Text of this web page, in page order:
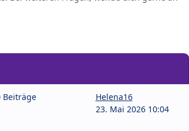
Beiträge
Helena16
23. Mai 2026 10:04